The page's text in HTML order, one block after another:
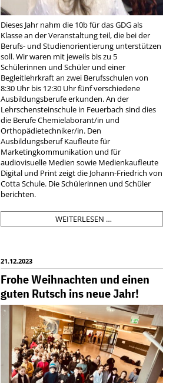
Dieses Jahr nahm die 10b für das GDG als
Klasse an der Veranstaltung teil, die bei der
Berufs- und Studienorientierung unterstützen
soll. Wir waren mit jeweils bis zu 5
Schülerinnen und Schüler und einer
Begleitlehrkraft an zwei Berufsschulen von
8:30 Uhr bis 12:30 Uhr fünf verschiedene
Ausbildungsberufe erkunden. An der
Lehrschensteinschule in Feuerbach sind dies
die Berufe Chemielaborant/in und
Orthopädietechniker/in. Den
Ausbildungsberuf Kaufleute für
Marketingkommunikation und für
audiovisuelle Medien sowie Medienkaufleute
Digital und Print zeigt die Johann-Friedrich von
Cotta Schule. Die Schülerinnen und Schüler
berichten.
WEITERLESEN …
2024
21.12.2023
Frohe Weihnachten und einen
guten Rutsch ins neue Jahr!